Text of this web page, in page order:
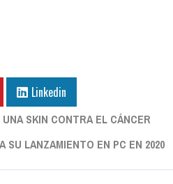
Linkedin
SKIN CONTRA EL CÁNCER
SU LANZAMIENTO EN PC EN 2020